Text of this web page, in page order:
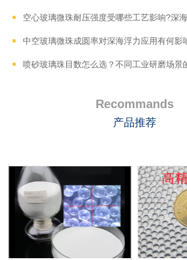
中空玻璃微珠成圆率对深海浮力应用有何影
喷砂玻璃珠目数怎么选？不同工业研磨场景
Recommands
产品推荐